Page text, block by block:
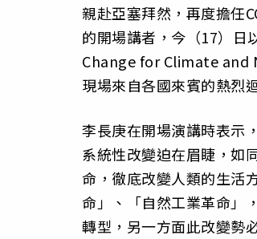
親赴亞塞拜然，再度擔任
的開場講者，今（17）日
Change for Climate and
現場來自各國來賓的熱烈
李長庚在開場演講時表示
系統性改變迫在眉睫，如
命，徹底改變人類的生活
命」、「自然工業革命」
轉型，另一方面此改變勢